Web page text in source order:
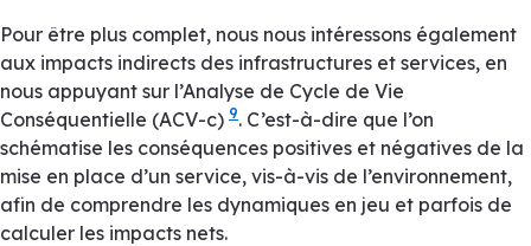
Pour être plus complet, nous nous intéressons également
aux impacts indirects des infrastructures et services, en
nous appuyant sur l’Analyse de Cycle de Vie
Conséquentielle (ACV-c) 9. C’est-à-dire que l’on
schématise les conséquences positives et négatives de la
mise en place d’un service, vis-à-vis de l’environnement,
afin de comprendre les dynamiques en jeu et parfois de
calculer les impacts nets.